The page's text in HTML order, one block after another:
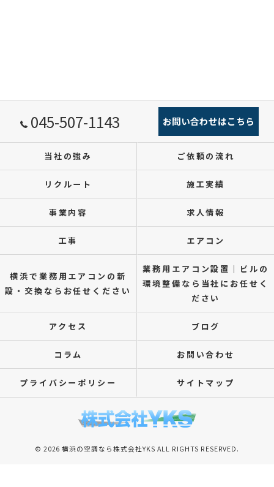
045-507-1143 お問い合わせはこちら
当社の強み ご依頼の流れ
リクルート 施工実績
事業内容 求人情報
工事 エアコン
横浜で業務用エアコンの新
設・交換ならお任せください
業務用エアコン設置｜ビルの
環境整備なら当社にお任せく
ださい
アクセス ブログ
コラム お問い合わせ
プライバシーポリシー サイトマップ
© 2026 横浜の空調なら株式会社YKS ALL RIGHTS RESERVED.